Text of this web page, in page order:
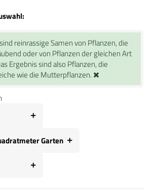
reinrassige Samen von Pflanzen, die
oder von Pflanzen der gleichen Art
Ergebnis sind also Pflanzen, die
wie die Mutterpflanzen.
Garten